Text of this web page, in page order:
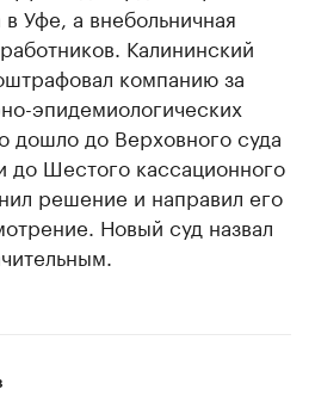
Уфе, а внебольничная
Калининский
компанию за
эпидемиологических
дошло до Верховного суда
до Шестого кассационного
решение и направил его
Новый суд назвал